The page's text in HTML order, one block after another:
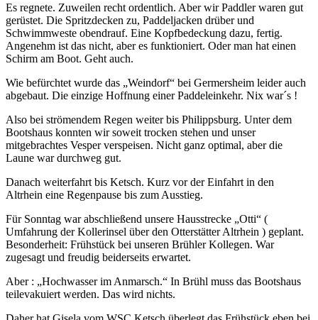
Es regnete. Zuweilen recht ordentlich. Aber wir Paddler waren gut
gerüstet. Die Spritzdecken zu, Paddeljacken drüber und
Schwimmweste obendrauf. Eine Kopfbedeckung dazu, fertig.
Angenehm ist das nicht, aber es funktioniert. Oder man hat einen
Schirm am Boot. Geht auch.
Wie befürchtet wurde das „Weindorf“ bei Germersheim leider auch
abgebaut. Die einzige Hoffnung einer Paddeleinkehr. Nix war´s !
Also bei strömendem Regen weiter bis Philippsburg. Unter dem
Bootshaus konnten wir soweit trocken stehen und unser
mitgebrachtes Vesper verspeisen. Nicht ganz optimal, aber die
Laune war durchweg gut.
Danach weiterfahrt bis Ketsch. Kurz vor der Einfahrt in den
Altrhein eine Regenpause bis zum Ausstieg.
Für Sonntag war abschließend unsere Hausstrecke „Otti“ (
Umfahrung der Kollerinsel über den Otterstätter Altrhein ) geplant.
Besonderheit: Frühstück bei unseren Brühler Kollegen. War
zugesagt und freudig beiderseits erwartet.
Aber : „Hochwasser im Anmarsch.“ In Brühl muss das Bootshaus
teilevakuiert werden. Das wird nichts.